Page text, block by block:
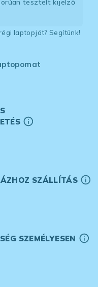
tesztelt kijelző
laptopját? Segítünk!
SZÁLLÍTÁS
SZEMÉLYESEN